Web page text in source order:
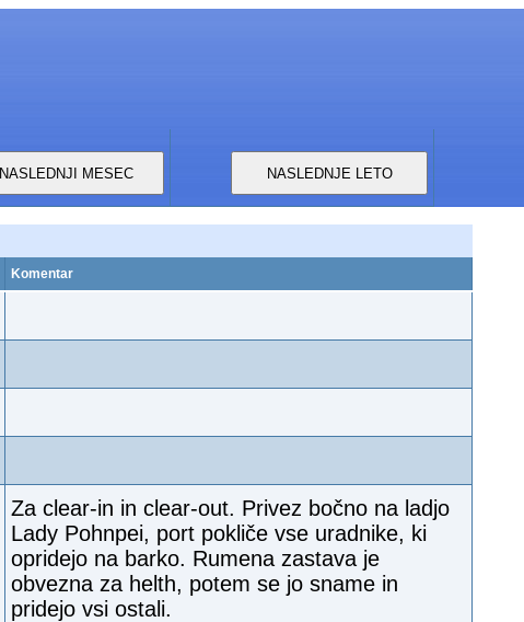
Komentar
Za clear-in in clear-out. Privez bočno na ladjo
Lady Pohnpei, port pokliče vse uradnike, ki
opridejo na barko. Rumena zastava je
obvezna za helth, potem se jo sname in
pridejo vsi ostali.